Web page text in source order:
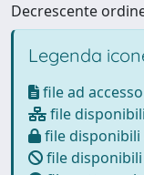
Decrescente
Legenda
file ad
file
file
file